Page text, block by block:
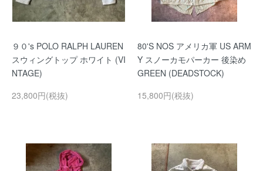
９０'s POLO RALPH LAUREN
スウィングトップ ホワイト (VI
NTAGE)
23,800円(税抜)
80'S NOS アメリカ軍 US ARM
Y スノーカモパーカー 後染め
GREEN (DEADSTOCK)
15,800円(税抜)